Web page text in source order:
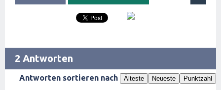
2 Antworten
Antworten sortieren nach Älteste Neueste Punktzahl